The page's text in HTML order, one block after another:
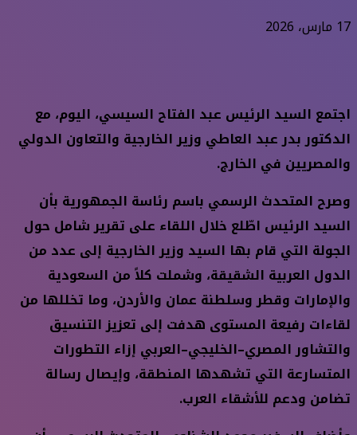
17 مارس، 2026
اجتمع السيد الرئيس عبد الفتاح السيسي، اليوم، مع
الدكتور بدر عبد العاطي وزير الخارجية والتعاون الدولي
والمصريين في الخارج.
وصرح المتحدث الرسمي باسم رئاسة الجمهورية بأن
السيد الرئيس اطّلع خلال اللقاء على تقرير شامل حول
الجولة التي قام بها السيد وزير الخارجية إلى عدد من
الدول العربية الشقيقة، وشملت كلاً من السعودية
والإمارات وقطر وسلطنة عمان والأردن، وما تخللها من
لقاءات رفيعة المستوى هدفت إلى تعزيز التنسيق
والتشاور المصري–الخليجي–العربي إزاء التطورات
المتسارعة التي تشهدها المنطقة، وإيصال رسالة
تضامن ودعم للأشقاء العرب.